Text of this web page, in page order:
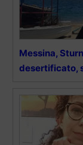
Messina,
desertificato,